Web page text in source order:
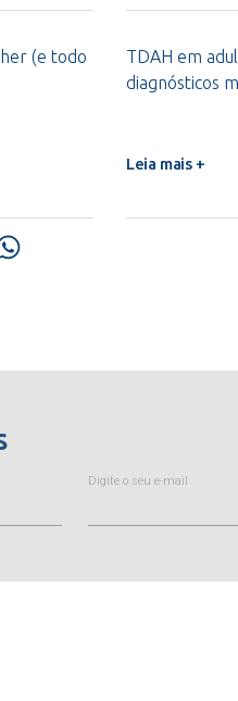
(e todo
TDAH em
diagnósticos
Leia mais +
Digite o seu e-mail